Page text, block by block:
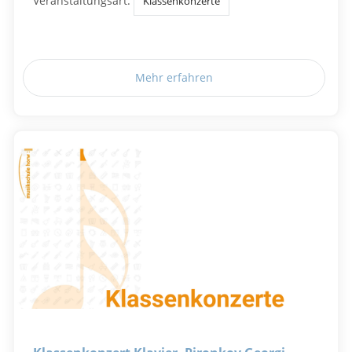
Mehr erfahren